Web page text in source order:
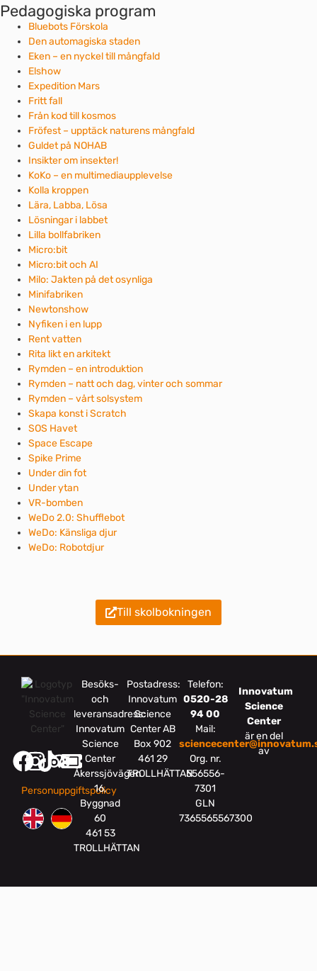
Pedagogiska program
Bluebots Förskola
Den automagiska staden
Eken – en nyckel till mångfald
Elshow
Expedition Mars
Fritt fall
Från kod till kosmos
Fröfest – upptäck naturens mångfald
Guldet på NOHAB
Insikter om insekter!
KoKo – en multimediaupplevelse
Kolla kroppen
Lära, Labba, Lösa
Lösningar i labbet
Lilla bollfabriken
Micro:bit
Micro:bit och AI
Milo: Jakten på det osynliga
Minifabriken
Newtonshow
Nyfiken i en lupp
Rent vatten
Rita likt en arkitekt
Rymden – en introduktion
Rymden – natt och dag, vinter och sommar
Rymden – vårt solsystem
Skapa konst i Scratch
SOS Havet
Space Escape
Spike Prime
Under din fot
Under ytan
VR-bomben
WeDo 2.0: Shufflebot
WeDo: Känsliga djur
WeDo: Robotdjur
Till skolbokningen
Personuppgiftspolicy
Besöks-
och
leveransadress:
Innovatum
Science
Center
Åkerssjövägen
16,
Byggnad
60
461 53
TROLLHÄTTAN
Postadress:
Innovatum
Science
Center AB
Box 902
461 29
TROLLHÄTTAN
Telefon:
0520-28
94 00
Mail:
Org. nr.
556556-
7301
GLN
7365565567300
Innovatum
Science
Center
är en del
av